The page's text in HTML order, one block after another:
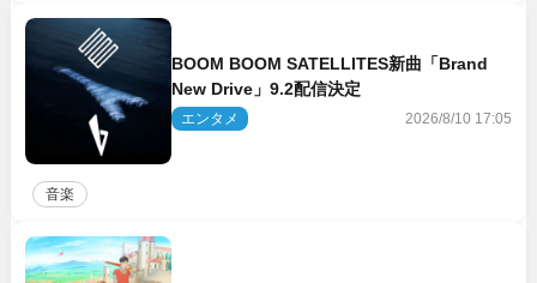
BOOM BOOM SATELLITES新曲「Brand
New Drive」9.2配信決定
エンタメ 2026/8/10 17:05
音楽